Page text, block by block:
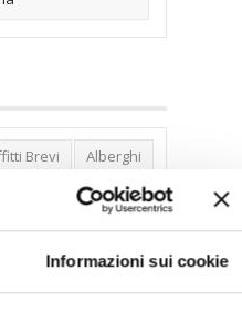
Informazioni sui cookie
Brevi
Alberghi
Banca Woolwich
Brevi
Green